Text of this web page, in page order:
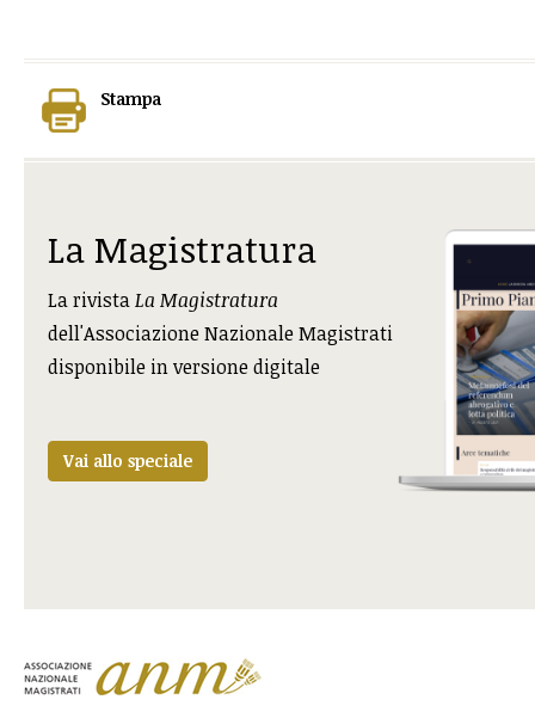
Stampa
La Magistratura
La rivistaLa Magistratura
dell'Associazione Nazionale Magistrati
disponibile in versione digitale
Vai allo speciale